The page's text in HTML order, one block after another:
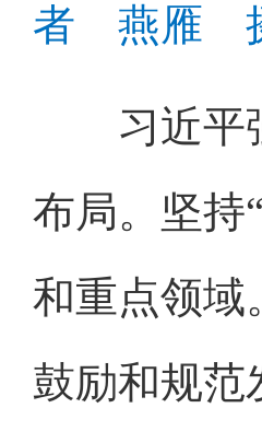
者 燕雁
习近平强
布局。坚持
和重点领域
鼓励和规范